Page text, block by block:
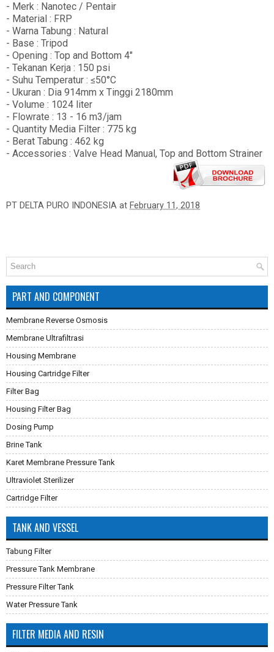
- Merk : Nanotec / Pentair
- Material : FRP
- Warna Tabung : Natural
- Base : Tripod
- Opening : Top and Bottom 4"
- Tekanan Kerja : 150 psi
- Suhu Temperatur : ≤50°C
- Ukuran : Dia 914mm x Tinggi 2180mm
- Volume : 1024 liter
- Flowrate : 13 - 16 m3/jam
- Quantity Media Filter : 775 kg
- Berat Tabung : 462 kg
- Accessories : Valve Head Manual, Top and Bottom Strainer
PT DELTA PURO INDONESIA at February 11, 2018
PART AND COMPONENT
Membrane Reverse Osmosis
Membrane Ultrafiltrasi
Housing Membrane
Housing Cartridge Filter
Filter Bag
Housing Filter Bag
Dosing Pump
Brine Tank
Karet Membrane Pressure Tank
Ultraviolet Sterilizer
Cartridge Filter
TANK AND VESSEL
Tabung Filter
Pressure Tank Membrane
Pressure Filter Tank
Water Pressure Tank
FILTER MEDIA AND RESIN